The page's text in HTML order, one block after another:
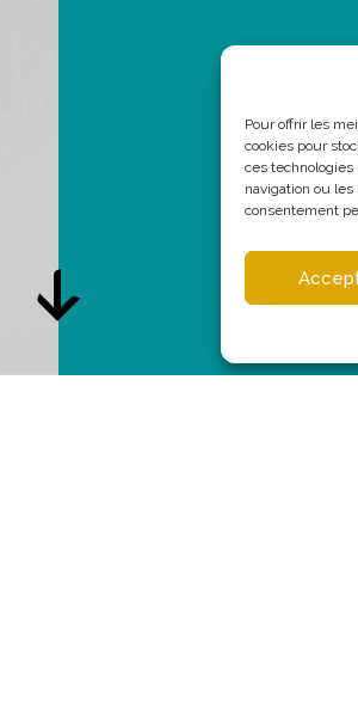
Pour offrir les
cookies pour
ces
navigation ou
consentement